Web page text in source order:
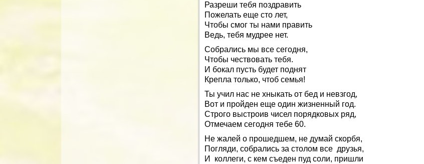
Разреши тебя поздравить
Пожелать еще сто лет,
Чтобы смог ты нами править
Ведь, тебя мудрее нет.
Собрались мы все сегодня,
Чтобы чествовать тебя.
И бокал пусть будет поднят
Крепла только, чтоб семья!
Ты учил нас не хныкать от бед и невзгод,
Вот и пройден еще один жизненный год.
Строго выстроив чисел порядковых ряд,
Отмечаем сегодня тебе 60.
Не жалей о прошедшем, не думай скорбя,
Погляди, собрались за столом все друзья,
И коллеги, с кем съеден пуд соли, пришли